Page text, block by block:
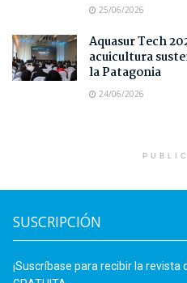
25/06/2026
Aquasur Tech
acuicultura
la Patagonia
24/06/2026
SUSCRIPCIÓN
¡Suscríbase para recibir la revista